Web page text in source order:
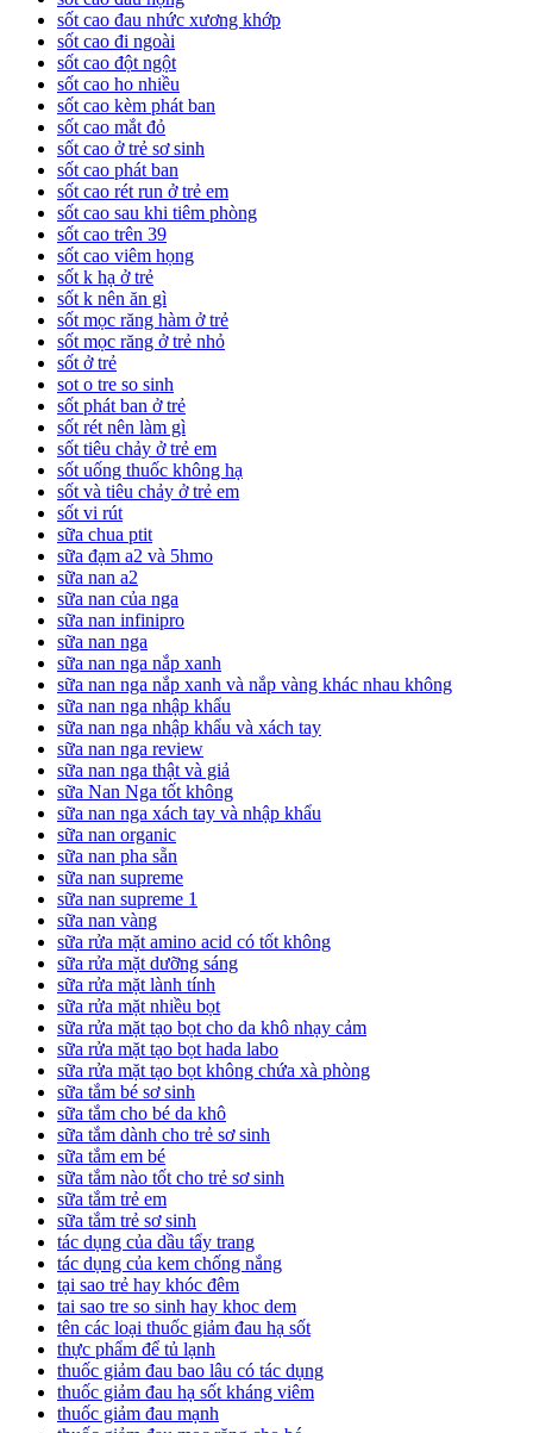
sốt cao đau nhức xương khớp
sốt cao đi ngoài
sốt cao đột ngột
sốt cao ho nhiều
sốt cao kèm phát ban
sốt cao mắt đỏ
sốt cao ở trẻ sơ sinh
sốt cao phát ban
sốt cao rét run ở trẻ em
sốt cao sau khi tiêm phòng
sốt cao trên 39
sốt cao viêm họng
sốt k hạ ở trẻ
sốt k nên ăn gì
sốt mọc răng hàm ở trẻ
sốt mọc răng ở trẻ nhỏ
sốt ở trẻ
sot o tre so sinh
sốt phát ban ở trẻ
sốt rét nên làm gì
sốt tiêu chảy ở trẻ em
sốt uống thuốc không hạ
sốt và tiêu chảy ở trẻ em
sốt vi rút
sữa chua ptit
sữa đạm a2 và 5hmo
sữa nan a2
sữa nan của nga
sữa nan infinipro
sữa nan nga
sữa nan nga nắp xanh
sữa nan nga nắp xanh và nắp vàng khác nhau không
sữa nan nga nhập khẩu
sữa nan nga nhập khẩu và xách tay
sữa nan nga review
sữa nan nga thật và giả
sữa Nan Nga tốt không
sữa nan nga xách tay và nhập khẩu
sữa nan organic
sữa nan pha sẵn
sữa nan supreme
sữa nan supreme 1
sữa nan vàng
sữa rửa mặt amino acid có tốt không
sữa rửa mặt dưỡng sáng
sữa rửa mặt lành tính
sữa rửa mặt nhiều bọt
sữa rửa mặt tạo bọt cho da khô nhạy cảm
sữa rửa mặt tạo bọt hada labo
sữa rửa mặt tạo bọt không chứa xà phòng
sữa tắm bé sơ sinh
sữa tắm cho bé da khô
sữa tắm dành cho trẻ sơ sinh
sữa tắm em bé
sữa tắm nào tốt cho trẻ sơ sinh
sữa tắm trẻ em
sữa tắm trẻ sơ sinh
tác dụng của dầu tẩy trang
tác dụng của kem chống nắng
tại sao trẻ hay khóc đêm
tai sao tre so sinh hay khoc dem
tên các loại thuốc giảm đau hạ sốt
thực phẩm để tủ lạnh
thuốc giảm đau bao lâu có tác dụng
thuốc giảm đau hạ sốt kháng viêm
thuốc giảm đau mạnh